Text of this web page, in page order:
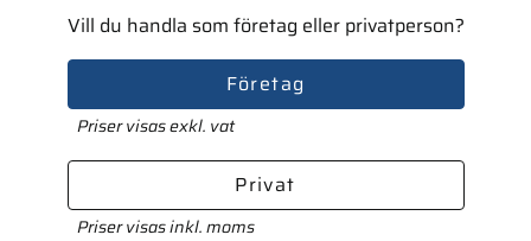
Vill du handla som företag eller privatperson?
Företag
Priser visas exkl. vat
Privat
Priser visas inkl. moms